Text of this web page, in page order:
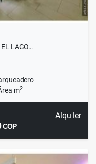
LAGO…
m2
Alquiler
COP